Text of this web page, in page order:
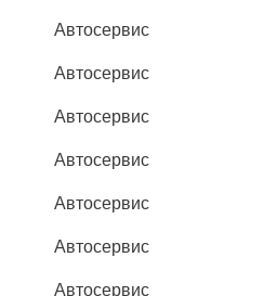
Автосервис
Автосервис
Автосервис
Автосервис
Автосервис
Автосервис
Автосервис